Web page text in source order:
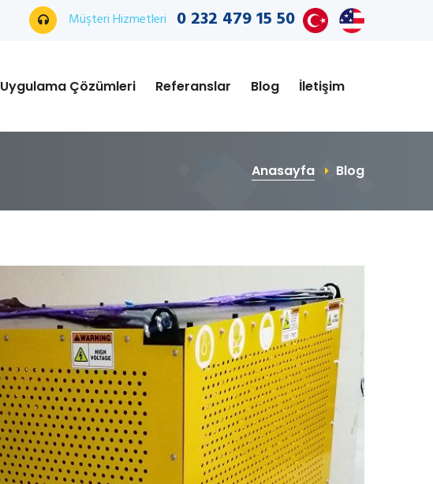
Müşteri Hizmetleri 0 232 479 15 50
Uygulama Çözümleri Referanslar Blog İletişim
Anasayfa Blog